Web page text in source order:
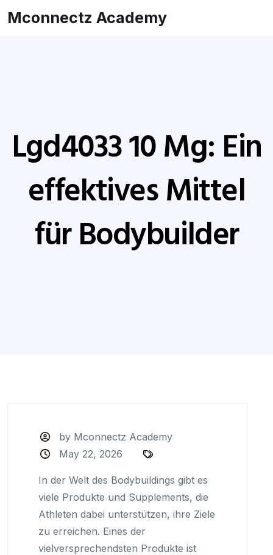
Mconnectz Academy
Lgd4033 10 Mg: Ein
effektives Mittel
für Bodybuilder
by Mconnectz Academy
May 22, 2026
In der Welt des Bodybuildings gibt es
viele Produkte und Supplements, die
Athleten dabei unterstützen, ihre Ziele
zu erreichen. Eines der
vielversprechendsten Produkte ist